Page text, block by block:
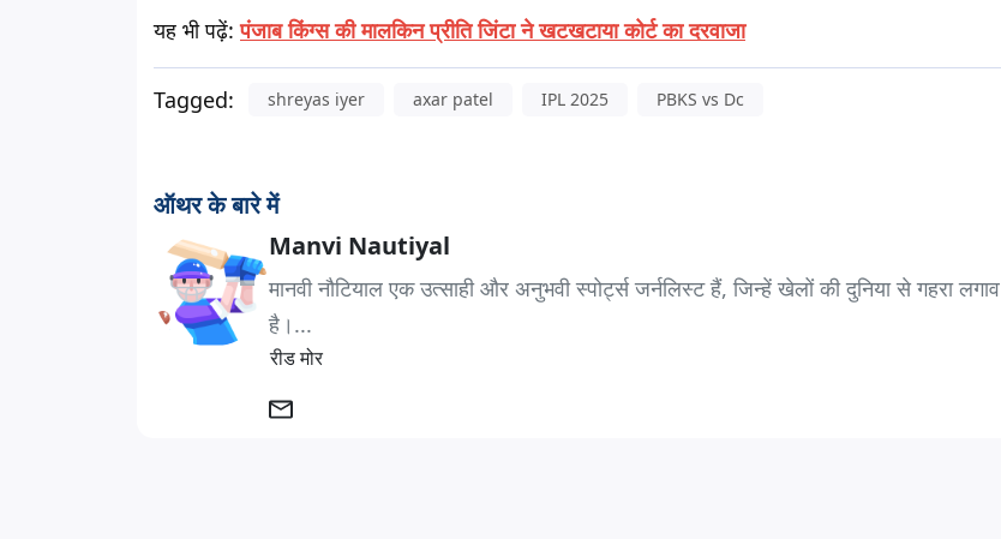
यह भी पढ़ें:पंजाब किंग्स की मालकिन प्रीति जिंटा ने खटखटाया कोर्ट का दरवाजा
Tagged: shreyas iyer axar patel IPL 2025 PBKS vs Dc
ऑथर के बारे में
Manvi Nautiyal
मानवी नौटियाल एक उत्साही और अनुभवी स्पोर्ट्स जर्नलिस्ट हैं, जिन्हें खेलों की दुनिया से गहरा लगाव
है।...
रीड मोर